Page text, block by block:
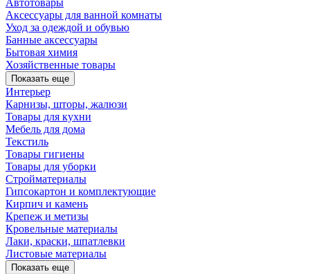
Автотовары
Аксессуары для ванной комнаты
Уход за одеждой и обувью
Банные аксессуары
Бытовая химия
Хозяйственные товары
Показать еще
Интерьер
Карнизы, шторы, жалюзи
Товары для кухни
Мебель для дома
Текстиль
Товары гигиены
Товары для уборки
Стройматериалы
Гипсокартон и комплектующие
Кирпич и камень
Крепеж и метизы
Кровельные материалы
Лаки, краски, шпатлевки
Листовые материалы
Показать еще